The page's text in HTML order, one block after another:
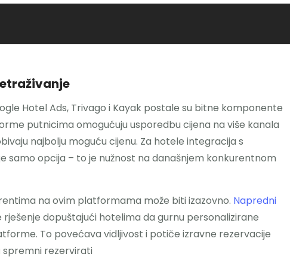
Hotel Ads, Trivago i Kayak postale su bitne komponente
putnicima omogućuju usporedbu cijena na više kanala
najbolju moguću cijenu. Za hotele integracija s
opcija – to je nužnost na današnjem konkurentnom
na ovim platformama može biti izazovno. Napredni
rješenje dopuštajući hotelima da gurnu personalizirane
To povećava vidljivost i potiče izravne rezervacije
spremni rezervirati